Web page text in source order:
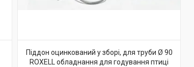
Піддон оцинкований у зборі, для труби Ø 90
ROXELL обладнання для годування птиці